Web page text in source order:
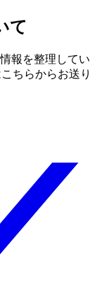
て
報を整理してい
ちらからお送り